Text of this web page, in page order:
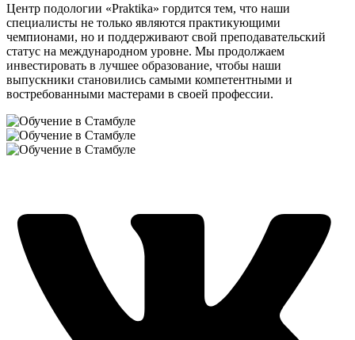
Центр подологии «Praktika» гордится тем, что наши
специалисты не только являются практикующими
чемпионами, но и поддерживают свой преподавательский
статус на международном уровне. Мы продолжаем
инвестировать в лучшее образование, чтобы наши
выпускники становились самыми компетентными и
востребованными мастерами в своей профессии.